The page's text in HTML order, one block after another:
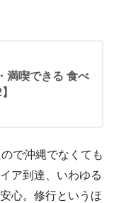
満喫できる 食べ
で沖縄でなくても
ア到達、いわゆる
心。修行というほ